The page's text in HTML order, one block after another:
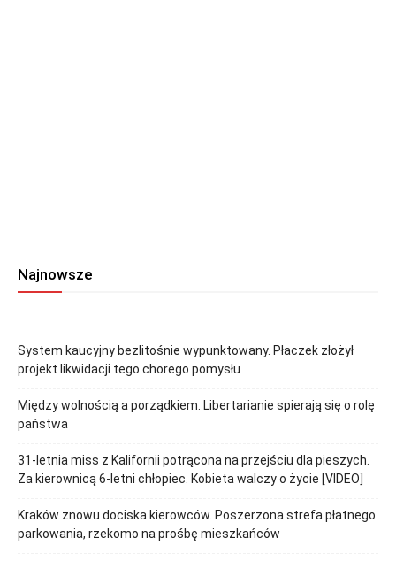
Najnowsze
System kaucyjny bezlitośnie wypunktowany. Płaczek złożył
projekt likwidacji tego chorego pomysłu
Między wolnością a porządkiem. Libertarianie spierają się o rolę
państwa
31-letnia miss z Kalifornii potrącona na przejściu dla pieszych.
Za kierownicą 6-letni chłopiec. Kobieta walczy o życie [VIDEO]
Kraków znowu dociska kierowców. Poszerzona strefa płatnego
parkowania, rzekomo na prośbę mieszkańców